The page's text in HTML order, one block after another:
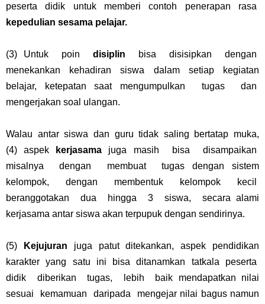
peserta didik untuk memberi contoh penerapan rasa
kepedulian sesama pelajar.
(3) Untuk poin disiplin bisa disisipkan dengan
menekankan kehadiran siswa dalam setiap kegiatan
belajar, ketepatan saat mengumpulkan tugas dan
mengerjakan soal ulangan.
Walau antar siswa dan guru tidak saling bertatap muka,
(4)aspek kerjasama juga masih bisa disampaikan
misalnya dengan membuat tugas dengan sistem
kelompok, dengan membentuk kelompok kecil
beranggotakan dua hingga 3 siswa, secara alami
kerjasama antar siswa akan terpupuk dengan sendirinya.
(5) Kejujuran juga patut ditekankan, aspek pendidikan
karakter yang satu ini bisa ditanamkan tatkala peserta
didik diberikan tugas, lebih baik mendapatkan nilai
sesuai kemamuan daripada mengejar nilai bagus namun